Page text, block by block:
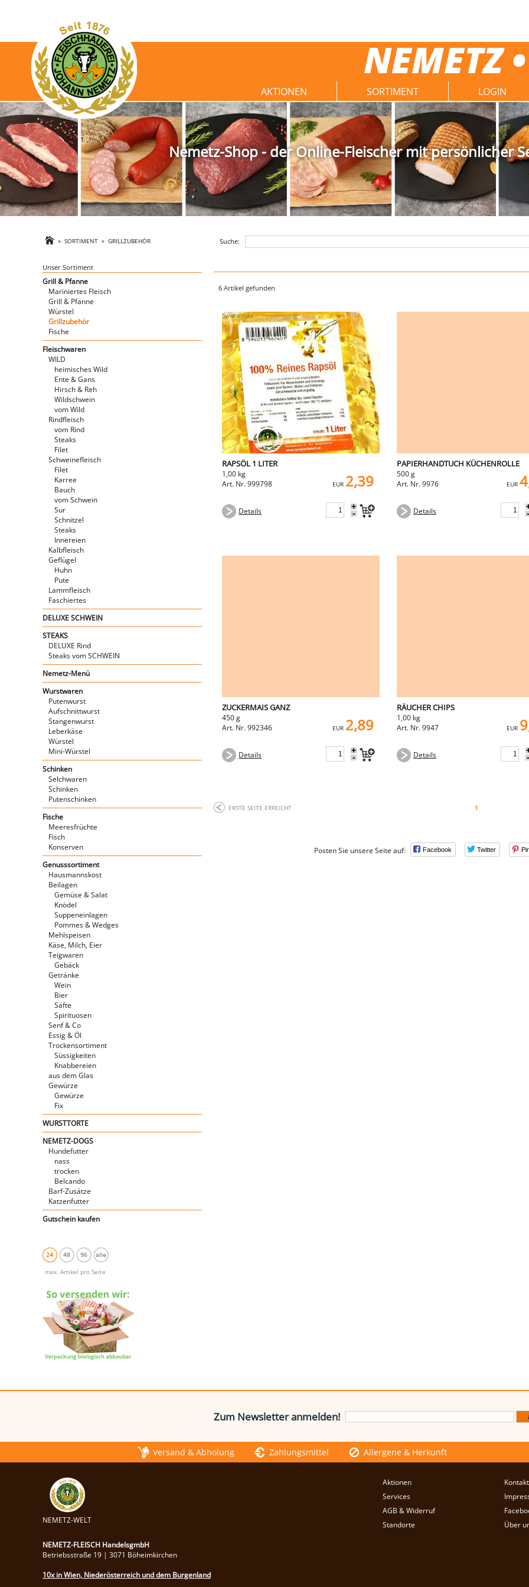
NEMETZ
AKTIONEN SORTIMENT LOGIN
Nemetz-Shop - der Online-Fleischer mit persönlicher
»SORTIMENT »GRILLZUBEHÖR Suche:
Unser Sortiment
Grill & Pfanne
Mariniertes Fleisch
Grill & Pfanne
Würstel
Grillzubehör
Fische
Fleischwaren
WILD
heimisches Wild
Ente & Gans
Hirsch & Reh
Wildschwein
vom Wild
Rindfleisch
vom Rind
Steaks
Filet
Schweinefleisch
Filet
Karree
Bauch
vom Schwein
Sur
Schnitzel
Steaks
Innereien
Kalbfleisch
Geflügel
Huhn
Pute
Lammfleisch
Faschiertes
DELUXE SCHWEIN
STEAKS
DELUXE Rind
Steaks vom SCHWEIN
Nemetz-Menü
Wurstwaren
Putenwurst
Aufschnittwurst
Stangenwurst
Leberkäse
Würstel
Mini-Würstel
Schinken
Selchwaren
Schinken
Putenschinken
Fische
Meeresfrüchte
Fisch
Konserven
Genusssortiment
Hausmannskost
Beilagen
Gemüse & Salat
Knödel
Suppeneinlagen
Pommes & Wedges
Mehlspeisen
Käse, Milch, Eier
Teigwaren
Gebäck
Getränke
Wein
Bier
Säfte
Spirituosen
Senf & Co
Essig & Öl
Trockensortiment
Süssigkeiten
Knabbereien
aus dem Glas
Gewürze
Gewürze
Fix
WURSTTORTE
NEMETZ-DOGS
Hundefutter
nass
trocken
Belcando
Barf-Zusätze
Katzenfutter
Gutschein kaufen
24 48 96 alle
max. Artikel pro Seite
6 Artikel gefunden
RAPSÖL 1 LITER
1,00 kg
Art. Nr. 999798
EUR 2,39
Details +
-
PAPIERHANDTUCH KÜCHENROLLE
500 g
Art. Nr. 9976
EUR
Details
ZUCKERMAIS GANZ
450 g
Art. Nr. 992346
EUR 2,89
Details +
-
RÄUCHER CHIPS
1,00 kg
Art. Nr. 9947
EUR
Details
ERSTE SEITE ERREICHT 1
Posten Sie unsere Seite auf: Facebook Twitter
Zum Newsletter anmelden!
Versand & Abholung Zahlungsmittel Allergene & Herkunft
NEMETZ-WELT
Aktionen Kontakt
Services
AGB & Widerruf
Standorte
Über
NEMETZ-FLEISCH HandelsgmbH
Betriebsstraße 19 | 3071 Böheimkirchen
10x in Wien, Niederösterreich und dem Burgenland